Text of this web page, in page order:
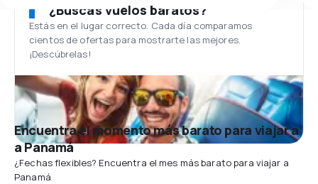
¿Buscas vuelos baratos?
Estás en el lugar correcto. Cada día comparamos
cientos de ofertas para mostrarte las mejores.
¡Descúbrelas!
Encuentra el momento más barato para viajar a
a Panamá
¿Fechas flexibles? Encuentra el mes más barato para viajar a
Panamá